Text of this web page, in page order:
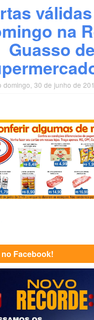
na
Guasso de
domingo, 30 de junho de
Facebook!